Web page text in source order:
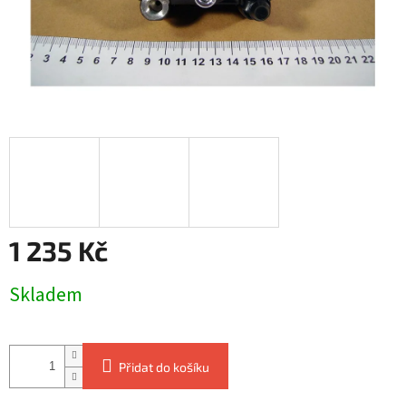
1 235 Kč
cena:
Skladem
Přidat do košíku